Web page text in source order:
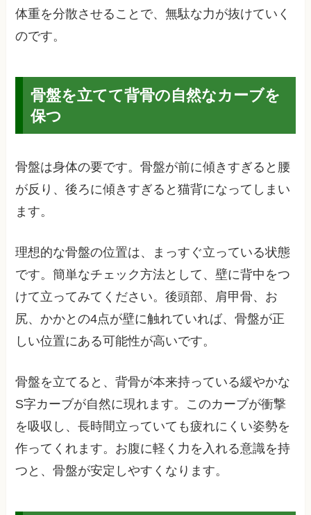
体重を分散させることで、無駄な力が抜けていく
のです。
骨盤を立てて背骨の自然なカーブを
保つ
骨盤は身体の要です。骨盤が前に傾きすぎると腰
が反り、後ろに傾きすぎると猫背になってしまい
ます。
理想的な骨盤の位置は、まっすぐ立っている状態
です。簡単なチェック方法として、壁に背中をつ
けて立ってみてください。後頭部、肩甲骨、お
尻、かかとの4点が壁に触れていれば、骨盤が正
しい位置にある可能性が高いです。
骨盤を立てると、背骨が本来持っている緩やかな
S字カーブが自然に現れます。このカーブが衝撃
を吸収し、長時間立っていても疲れにくい姿勢を
作ってくれます。お腹に軽く力を入れる意識を持
つと、骨盤が安定しやすくなります。